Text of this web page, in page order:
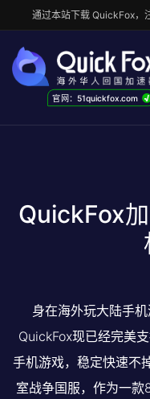
通过本站下载 QuickFox，
官网：51quickfox.com √
QuickFox
身在海外玩大陆手
QuickFox现已经完美
手机游戏，稳定快速不
室战争国服，作为一